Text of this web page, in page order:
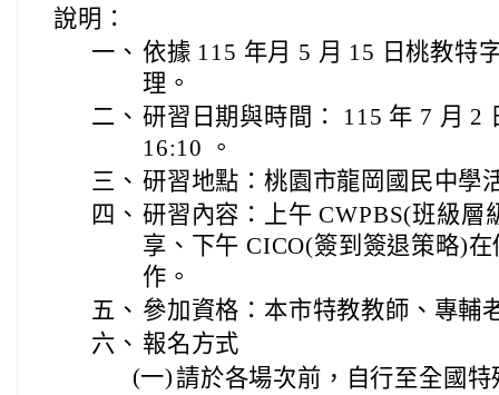
說明：
一、 依據 115 年月 5 月 15 日桃教特
理。
二、 研習日期與時間： 115 年 7 月 2
16:10 。
三、 研習地點：桃園市龍岡國民中學
四、 研習內容：上午 CWPBS(班級層
享、下午 CICO(簽到簽退策略)
作。
五、 參加資格：本市特教教師、專輔
六、 報名方式
(一) 請於各場次前，自行至全國